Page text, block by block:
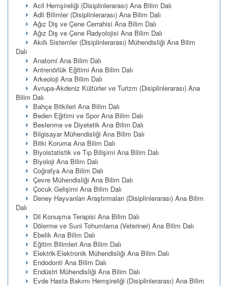
Acil Hemşireliği (Disiplinlerarası) Ana Bilim Dalı
Adli Bilimler (Disiplinlerarası) Ana Bilim Dalı
Ağız Diş ve Çene Cerrahisi Ana Bilim Dalı
Ağız Diş ve Çene Radyolojisi Ana Bilim Dalı
Akıllı Sistemler (Disiplinlerarası) Mühendisliği Ana Bilim
Dalı
Anatomi Ana Bilim Dalı
Antrenörlük Eğitimi Ana Bilim Dalı
Arkeoloji Ana Bilim Dalı
Avrupa-Akdeniz Kültürler ve Turizm (Disiplinlerarası) Ana
Bilim Dalı
Bahçe Bitkileri Ana Bilim Dalı
Beden Eğitimi ve Spor Ana Bilim Dalı
Beslenme ve Diyetetik Ana Bilim Dalı
Bilgisayar Mühendisliği Ana Bilim Dalı
Bitki Koruma Ana Bilim Dalı
Biyoistatistik ve Tıp Bilişimi Ana Bilim Dalı
Biyoloji Ana Bilim Dalı
Coğrafya Ana Bilim Dalı
Çevre Mühendisliği Ana Bilim Dalı
Çocuk Gelişimi Ana Bilim Dalı
Deney Hayvanları Araştırmaları (Disiplinlerarası) Ana Bilim
Dalı
Dil Konuşma Terapisi Ana Bilim Dalı
Dölerme ve Suni Tohumlama (Veteriner) Ana Bilim Dalı
Ebelik Ana Bilim Dalı
Eğitim Bilimleri Ana Bilim Dalı
Elektrik-Elektronik Mühendisliği Ana Bilim Dalı
Endodonti Ana Bilim Dalı
Endüstri Mühendisliği Ana Bilim Dalı
Evde Hasta Bakımı Hemşireliği (Disiplinlerarası) Ana Bilim